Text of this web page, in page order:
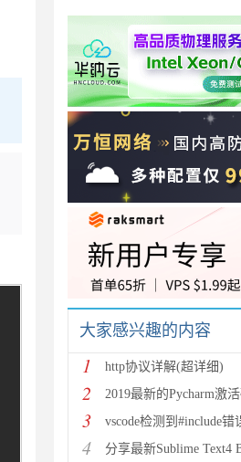
大家感兴趣的内容
1 http协议详解(超详细)
2 2019最新的Pycharm激
3 vscode检测到#include错
4 分享最新Sublime Text4